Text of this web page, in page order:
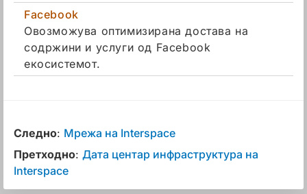
Facebook
Овозможува оптимизирана достава на
содржини и услуги од Facebook
екосистемот.
Следно: Мрежа на Interspace
Претходно: Дата центар инфраструктура на
Interspace